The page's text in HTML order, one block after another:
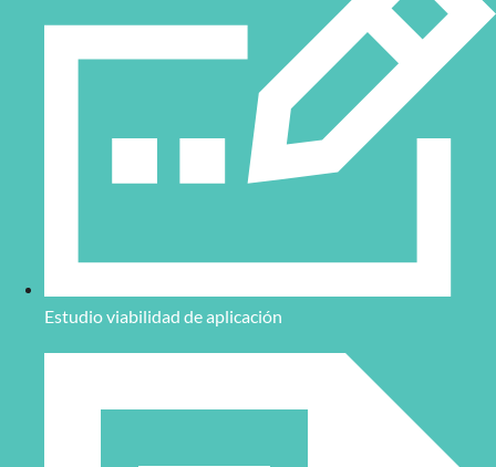
Estudio viabilidad de aplicación